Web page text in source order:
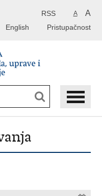
A A
RSS
Pristupačnost
English